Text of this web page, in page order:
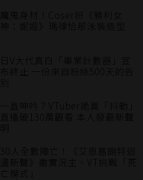
魔鬼身材！Coser扮《勝利女
神：妮姬》瑪律恰那泳裝造型
日V大代真白「畢業計數器」宣
布終止 一份來自粉絲500天的告
別
一直呻吟？VTuber詭異「抖動」
直播破130萬觀看 本人發最新聲
明
30人全數陣亡！《艾恩葛朗特迴
盪新聲》邀實況主、VT挑戰「死
亡模式」